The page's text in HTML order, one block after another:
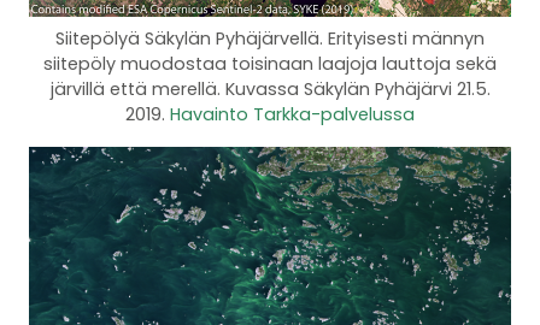
Siitepölyä Säkylän Pyhäjärvellä. Erityisesti männyn
siitepöly muodostaa toisinaan laajoja lauttoja sekä
järvillä että merellä. Kuvassa Säkylän Pyhäjärvi 21.5.
2019. Havainto Tarkka-palvelussa